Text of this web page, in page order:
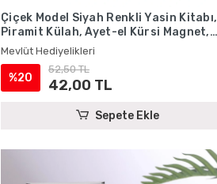
Çiçek Model Siyah Renkli Yasin Kitabı,
Piramit Külah, Ayet-el Kürsi Magnet,
Karton Çanta ve Tesbih - Mevlüt
Hediyelikleri
Mevlüt Hediyelikleri
%20
52,50 TL
42,00 TL
Sepete Ekle